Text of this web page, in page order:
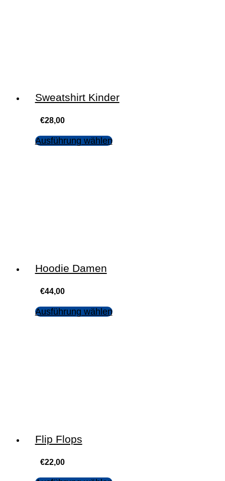
Sweatshirt Kinder
€28,00
Ausführung wählen
Hoodie Damen
€44,00
Ausführung wählen
Flip Flops
€22,00